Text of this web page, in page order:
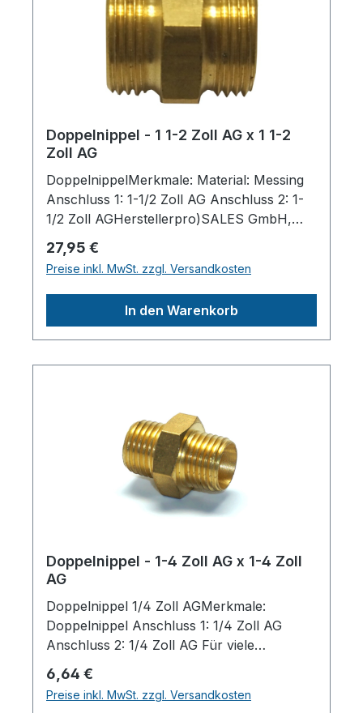
Doppelnippel - 1 1-2 Zoll AG x 1 1-2
Zoll AG
DoppelnippelMerkmale: Material: Messing
Anschluss 1: 1-1/2 Zoll AG Anschluss 2: 1-
1/2 Zoll AGHerstellerpro)SALES GmbH,
Porsche-Str. 16, 63500 Seligenstadt,
Deutschlandinfo@aerotec.info
Regulärer Preis:
27,95 €
Preise inkl. MwSt. zzgl. Versandkosten
In den Warenkorb
Doppelnippel - 1-4 Zoll AG x 1-4 Zoll
AG
Doppelnippel 1/4 Zoll AGMerkmale:
Doppelnippel Anschluss 1: 1/4 Zoll AG
Anschluss 2: 1/4 Zoll AG Für viele
passendHerstellerpro)SALES GmbH,
AEROTEC KompressorenFerdinand-
Regulärer Preis:
6,64 €
Preise inkl. MwSt. zzgl. Versandkosten